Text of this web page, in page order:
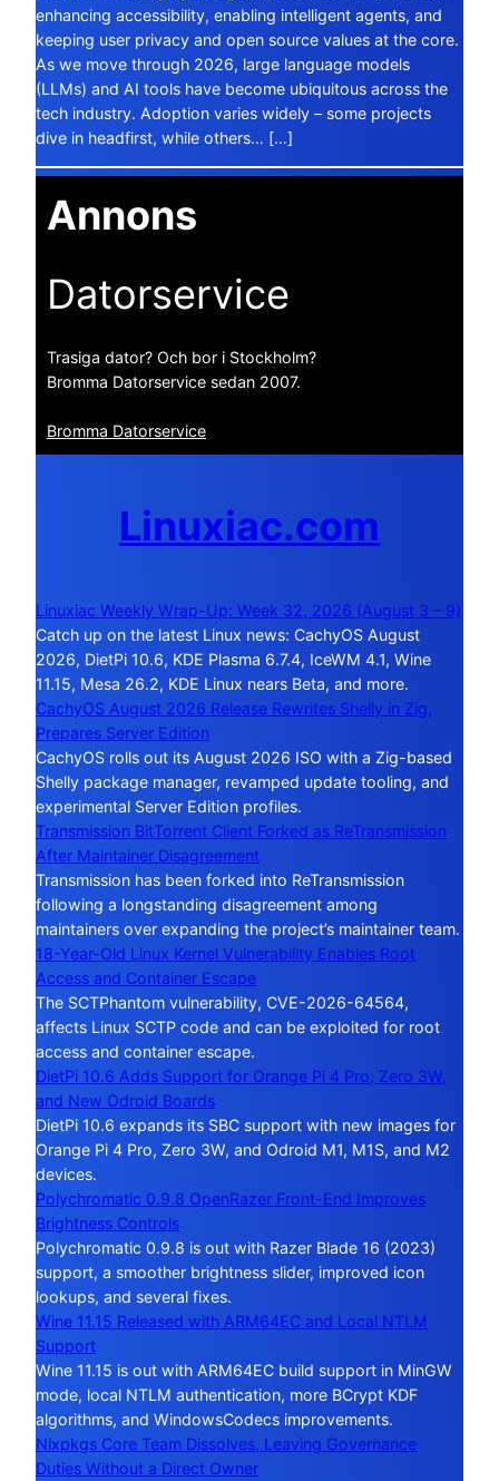
enhancing accessibility, enabling intelligent agents, and
keeping user privacy and open source values at the core.
As we move through 2026, large language models
(LLMs) and AI tools have become ubiquitous across the
tech industry. Adoption varies widely – some projects
dive in headfirst, while others… […]
Annons
Datorservice
Trasiga dator? Och bor i Stockholm?
Bromma Datorservice sedan 2007.
Bromma Datorservice
Linuxiac.com
Linuxiac Weekly Wrap-Up: Week 32, 2026 (August 3 – 9)
Catch up on the latest Linux news: CachyOS August
2026, DietPi 10.6, KDE Plasma 6.7.4, IceWM 4.1, Wine
11.15, Mesa 26.2, KDE Linux nears Beta, and more.
CachyOS August 2026 Release Rewrites Shelly in Zig,
Prepares Server Edition
CachyOS rolls out its August 2026 ISO with a Zig-based
Shelly package manager, revamped update tooling, and
experimental Server Edition profiles.
Transmission BitTorrent Client Forked as ReTransmission
After Maintainer Disagreement
Transmission has been forked into ReTransmission
following a longstanding disagreement among
maintainers over expanding the project’s maintainer team.
18-Year-Old Linux Kernel Vulnerability Enables Root
Access and Container Escape
The SCTPhantom vulnerability, CVE-2026-64564,
affects Linux SCTP code and can be exploited for root
access and container escape.
DietPi 10.6 Adds Support for Orange Pi 4 Pro, Zero 3W,
and New Odroid Boards
DietPi 10.6 expands its SBC support with new images for
Orange Pi 4 Pro, Zero 3W, and Odroid M1, M1S, and M2
devices.
Polychromatic 0.9.8 OpenRazer Front-End Improves
Brightness Controls
Polychromatic 0.9.8 is out with Razer Blade 16 (2023)
support, a smoother brightness slider, improved icon
lookups, and several fixes.
Wine 11.15 Released with ARM64EC and Local NTLM
Support
Wine 11.15 is out with ARM64EC build support in MinGW
mode, local NTLM authentication, more BCrypt KDF
algorithms, and WindowsCodecs improvements.
Nixpkgs Core Team Dissolves, Leaving Governance
Duties Without a Direct Owner